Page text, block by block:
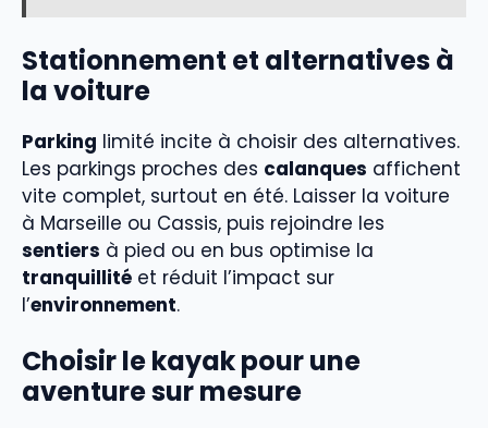
Stationnement et alternatives à
la voiture
Parking limité incite à choisir des alternatives.
Les parkings proches des calanques affichent
vite complet, surtout en été. Laisser la voiture
à Marseille ou Cassis, puis rejoindre les
sentiers à pied ou en bus optimise la
tranquillité et réduit l’impact sur
l’environnement.
Choisir le kayak pour une
aventure sur mesure